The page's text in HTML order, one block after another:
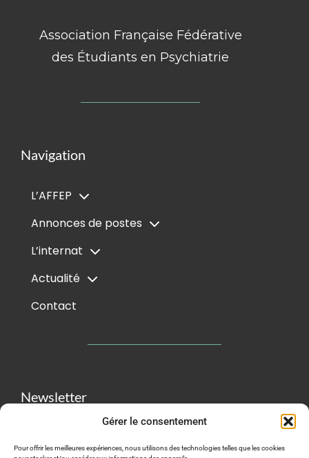
Gérer le consentement
Pour offrir les meilleures expériences, nous utilisons des technologies telles que les cookies
Association Française Fédérative
des Étudiants en Psychiatrie
Navigation
L’AFFEP
Annonces de postes
L’internat
Actualité
Contact
Newsletter